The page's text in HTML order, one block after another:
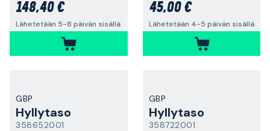
148,40 €
Lähetetään 5-8 päivän sisällä
45,00 €
Lähetetään 4-5 päivän sisällä
GBP
Hyllytaso
358652001
GBP
Hyllytaso
358722001